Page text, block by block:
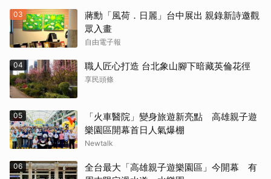
03
蔣勳「風荷．日麗」台中展出 親錄新詩邀觀
眾入畫
自由電子報
04 職人匠心打造 台北象山腳下暗藏英倫花徑
享民頭條
05
「火車醫院」變身旅遊新亮點 高雄親子遊
樂園區開幕首日人氣爆棚
Newtalk
06
全台最大「高雄親子遊樂園區」今開幕 有